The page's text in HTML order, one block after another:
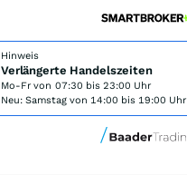
Hinweis
Verlängerte Handelszeiten
Mo-Fr von 07:30 bis 23:00 Uhr
Neu: Samstag von 14:00 bis 19:00 Uhr